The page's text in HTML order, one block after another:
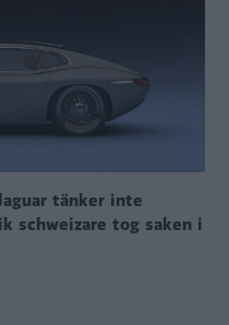
tänker inte
schweizare tog saken i